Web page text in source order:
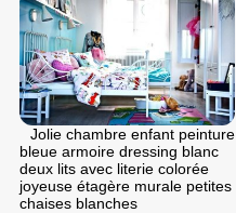
Jolie chambre enfant peinture
bleue armoire dressing blanc
deux lits avec literie colorée
joyeuse étagère murale petites
chaises blanches